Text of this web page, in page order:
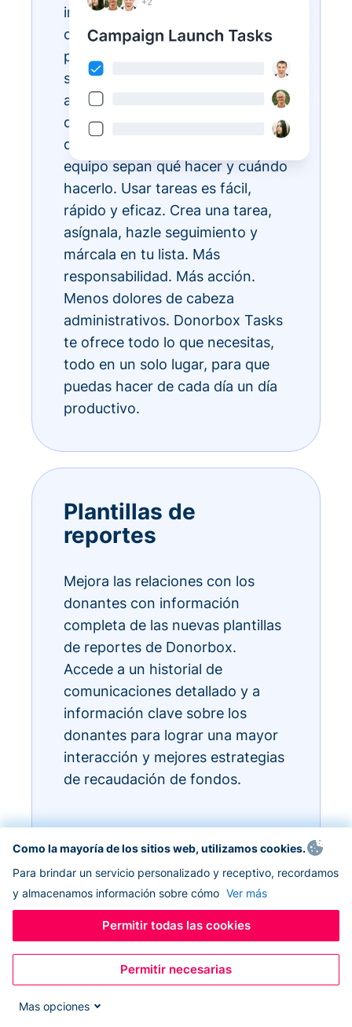
interminables? Hazlas realidad
con Donorbox Tasks. Ahora
puedes organizar, priorizar y
simplificar todas tus tareas
administrativas diarias, todo
dentro del ecosistema CRM, para
que todos los miembros de tu
equipo sepan qué hacer y cuándo
hacerlo. Usar tareas es fácil,
rápido y eficaz. Crea una tarea,
asígnala, hazle seguimiento y
márcala en tu lista. Más
responsabilidad. Más acción.
Menos dolores de cabeza
administrativos. Donorbox Tasks
te ofrece todo lo que necesitas,
todo en un solo lugar, para que
puedas hacer de cada día un día
productivo.
Plantillas de
reportes
Mejora las relaciones con los
donantes con información
completa de las nuevas plantillas
de reportes de Donorbox.
Accede a un historial de
comunicaciones detallado y a
información clave sobre los
donantes para lograr una mayor
interacción y mejores estrategias
de recaudación de fondos.
Como la mayoría de los sitios web, utilizamos cookies.
Para brindar un servicio personalizado y receptivo, recordamos
y almacenamos información sobre cómo Ver más
Permitir todas las cookies
Permitir necesarias
Mas opciones